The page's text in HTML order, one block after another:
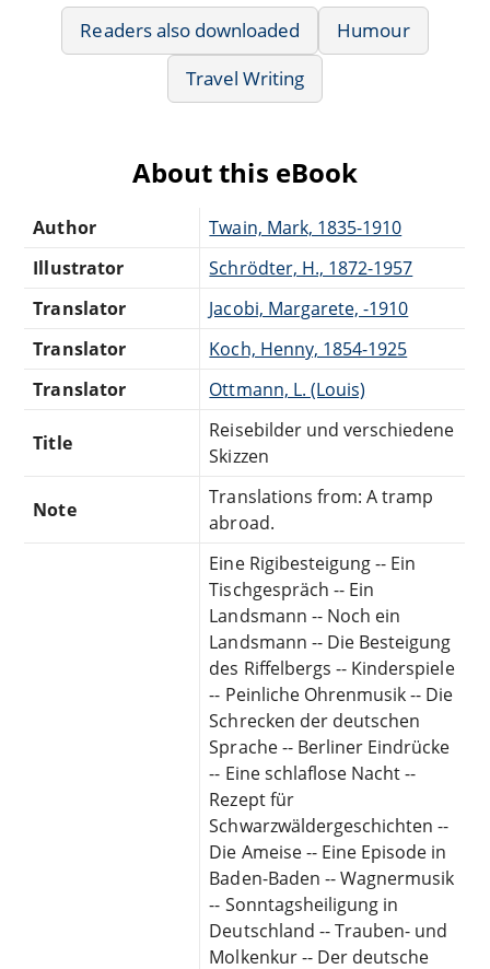
Readers also downloaded
Humour
Travel Writing
About this eBook
Author
Twain, Mark, 1835-1910
Illustrator
Schrödter, H., 1872-1957
Translator
Jacobi, Margarete, -1910
Translator
Koch, Henny, 1854-1925
Translator
Ottmann, L. (Louis)
Title
Reisebilder und verschiedene
Skizzen
Note
Translations from: A tramp
abroad.
Eine Rigibesteigung -- Ein
Tischgespräch -- Ein
Landsmann -- Noch ein
Landsmann -- Die Besteigung
des Riffelbergs -- Kinderspiele
-- Peinliche Ohrenmusik -- Die
Schrecken der deutschen
Sprache -- Berliner Eindrücke
-- Eine schlaflose Nacht --
Rezept für
Schwarzwäldergeschichten --
Die Ameise -- Eine Episode in
Baden-Baden -- Wagnermusik
-- Sonntagsheiligung in
Deutschland -- Trauben- und
Molkenkur -- Der deutsche